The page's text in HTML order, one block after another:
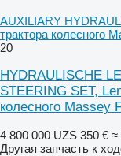
AUXILIARY
трактора колесного
20
HYDRAULISCHE
STEERING SET,
колесного Massey
4 800 000 UZS 350 € ≈
Другая запчасть к